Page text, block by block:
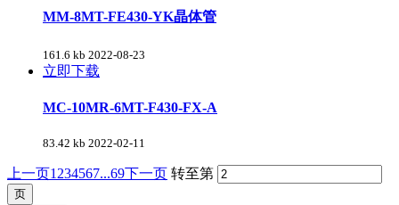
MM-8MT-FE430-YK晶体管
161.6 kb 2022-08-23
立即下载
MC-10MR-6MT-F430-FX-A
83.42 kb 2022-02-11
上一页1 234567...69下一页 转至第